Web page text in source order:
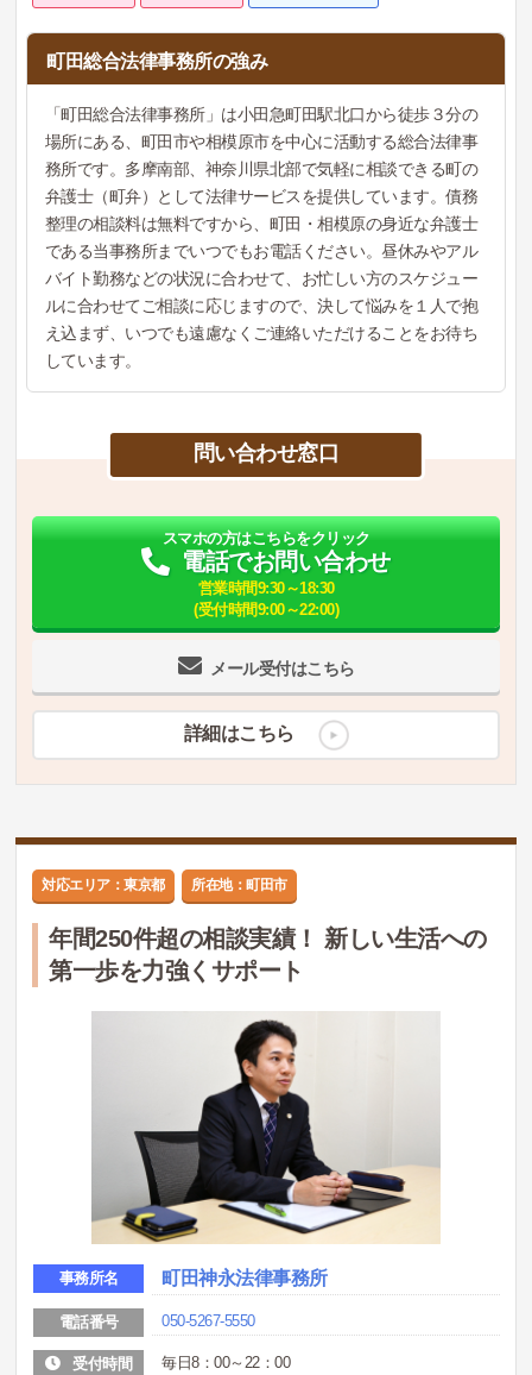
町田総合法律事務所の強み
「町田総合法律事務所」は小田急町田駅北口から徒歩３分の
場所にある、町田市や相模原市を中心に活動する総合法律事
務所です。多摩南部、神奈川県北部で気軽に相談できる町の
弁護士（町弁）として法律サービスを提供しています。債務
整理の相談料は無料ですから、町田・相模原の身近な弁護士
である当事務所までいつでもお電話ください。昼休みやアル
バイト勤務などの状況に合わせて、お忙しい方のスケジュー
ルに合わせてご相談に応じますので、決して悩みを１人で抱
え込まず、いつでも遠慮なくご連絡いただけることをお待ち
しています。
問い合わせ窓口
メール受付はこちら
スマホの方はこちらをクリック
電話でお問い合わせ
営業時間9:30～18:30
(受付時間9:00～22:00)
詳細はこちら
対応エリア：東京都 所在地：町田市
年間250件超の相談実績！ 新しい生活への
第一歩を力強くサポート
事務所名 町田神永法律事務所
電話番号 050-5267-5550
受付時間 毎日8：00～22：00